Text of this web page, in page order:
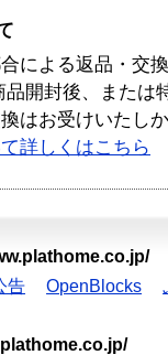
による返品・交
品開封後、または
はお受けいたし
詳しくはこちら
告 OpenBlocks